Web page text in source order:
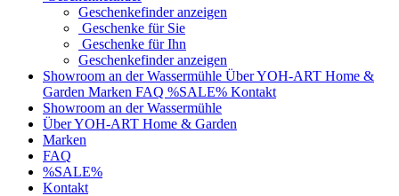
Geschenkefinder anzeigen
Geschenke für Sie
Geschenke für Ihn
Geschenkefinder anzeigen
Showroom an der Wassermühle Über YOH-ART Home &
Garden Marken FAQ %SALE% Kontakt
Showroom an der Wassermühle
Über YOH-ART Home & Garden
Marken
FAQ
%SALE%
Kontakt